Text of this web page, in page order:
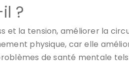
?
et la tension, améliorer la
physique, car elle
de santé mentale